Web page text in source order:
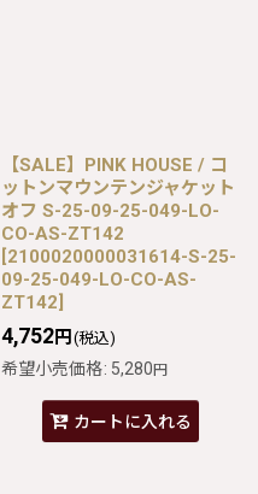
【SALE】PINK HOUSE / コ
ットンマウンテンジャケット
オフ S-25-09-25-049-LO-
CO-AS-ZT142
[2100020000031614-S-25-
09-25-049-LO-CO-AS-
ZT142]
4,752円 (税込)
希望小売価格: 5,280円
カートに入れる